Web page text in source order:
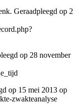
Geraadpleegd op 2
op 28 november
op 15 mei 2013 op
zwakteanalyse